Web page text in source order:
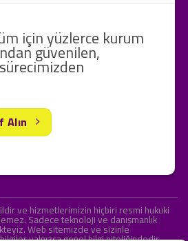
için yüzlerce kurum
güvenilen,
Alın
ve hizmetlerimizin hiçbiri resmi hukuki
Sadece teknoloji ve danışmanlık
Web sitemizde ve sizinle